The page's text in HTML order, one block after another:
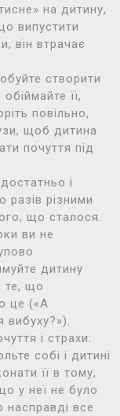
на дитину,
випустити
він втрачає
створити
її,
повільно,
щоб дитина
почуття під
і
різними
що сталося.
ви не
дитину
те, що
це («А
вибуху?»).
і страхи:
собі і дитині
її в тому,
у неї не було
все